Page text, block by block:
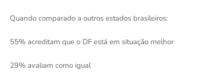
Quando comparado a outros estados brasileiros:
55% acreditam que o DF está em situação melhor
29% avaliam como igual